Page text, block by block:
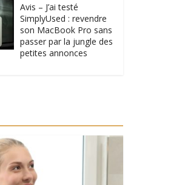
Avis – J’ai testé
SimplyUsed : revendre
son MacBook Pro sans
passer par la jungle des
petites annonces